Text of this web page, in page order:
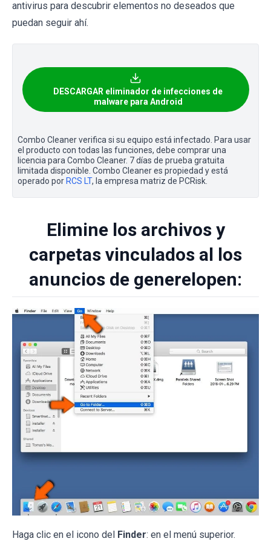
antivirus para descubrir elementos no deseados que
puedan seguir ahí.
DESCARGAR eliminador de infecciones de
malware para Android
Combo Cleaner verifica si su equipo está infectado. Para usar
el producto con todas las funciones, debe comprar una
licencia para Combo Cleaner. 7 días de prueba gratuita
limitada disponible. Combo Cleaner es propiedad y está
operado por RCS LT, la empresa matriz de PCRisk.
Elimine los archivos y
carpetas vinculados al los
anuncios de generelopen:
Haga clic en el icono del Finder: en el menú superior.